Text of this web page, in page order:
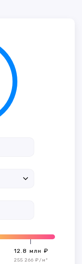
12.8 млн ₽
255 266 ₽/м²